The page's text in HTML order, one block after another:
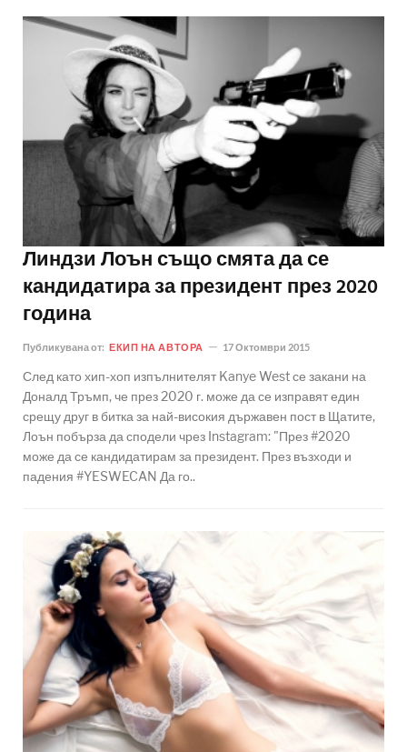
Линдзи Лоън също смята да се
кандидатира за президент през 2020
година
Публикувана от: ЕКИП НА АВТОРА 17 Октомври 2015
След като хип-хоп изпълнителят Kanye West се закани на
Доналд Тръмп, че през 2020 г. може да се изправят един
срещу друг в битка за най-високия държавен пост в Щатите,
Лоън побърза да сподели чрез Instagram: "През #2020
може да се кандидатирам за президент. През възходи и
падения #YESWECAN Да го..